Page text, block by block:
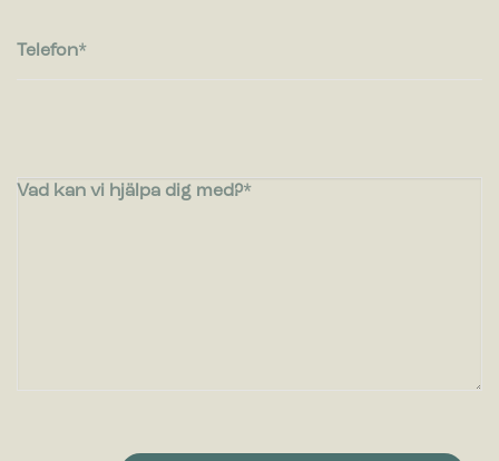
Telefon
Vad kan vi hjälpa dig med?